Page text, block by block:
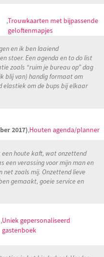
,Trouwkaarten met bijpassende
geloftenmapjes
en ik ben laaiend
stoer. Een agenda en to do list
zoals “ruim je bureau op” dag
blij van) handig formaat om
elastiek om de bups bij elkaar
2017),Houten agenda/planner
houte kaft, wat onzettend
een verassing voor mijn man en
net zoals mij. Onzettend lieve
gemaakt, goeie service en
,Uniek gepersonaliseerd
gastenboek